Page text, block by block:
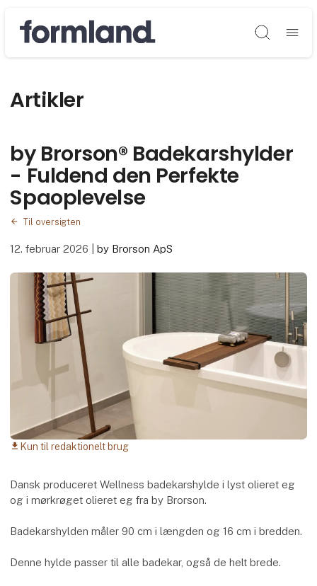
Søg
Artikler
by Brorson® Badekarshylder
- Fuldend den Perfekte
Spaoplevelse
Til oversigten
12. februar 2026 |by Brorson ApS
download Kun til redaktionelt brug
Dansk produceret Wellness badekarshylde i lyst olieret eg
og i mørkrøget olieret eg fra by Brorson.
Badekarshylden måler 90 cm i længden og 16 cm i bredden.
Denne hylde passer til alle badekar, også de helt brede.